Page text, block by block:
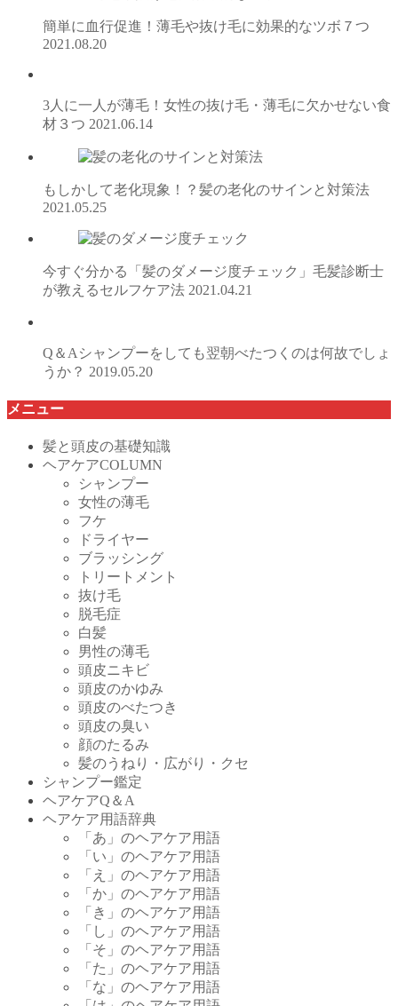
簡単に血行促進！薄毛や抜け毛に効果的なツボ７つ
2021.08.20
3人に一人が薄毛！女性の抜け毛・薄毛に欠かせない食
材３つ 2021.06.14
もしかして老化現象！？髪の老化のサインと対策法
2021.05.25
今すぐ分かる「髪のダメージ度チェック」毛髪診断士
が教えるセルフケア法 2021.04.21
Q＆Aシャンプーをしても翌朝べたつくのは何故でしょ
うか？ 2019.05.20
メニュー
髪と頭皮の基礎知識
ヘアケアCOLUMN
シャンプー
女性の薄毛
フケ
ドライヤー
ブラッシング
トリートメント
抜け毛
脱毛症
白髪
男性の薄毛
頭皮ニキビ
頭皮のかゆみ
頭皮のべたつき
頭皮の臭い
顔のたるみ
髪のうねり・広がり・クセ
シャンプー鑑定
ヘアケアQ＆A
ヘアケア用語辞典
「あ」のヘアケア用語
「い」のヘアケア用語
「え」のヘアケア用語
「か」のヘアケア用語
「き」のヘアケア用語
「し」のヘアケア用語
「そ」のヘアケア用語
「た」のヘアケア用語
「な」のヘアケア用語